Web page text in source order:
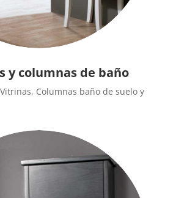
y columnas de baño
Columnas baño de suelo y